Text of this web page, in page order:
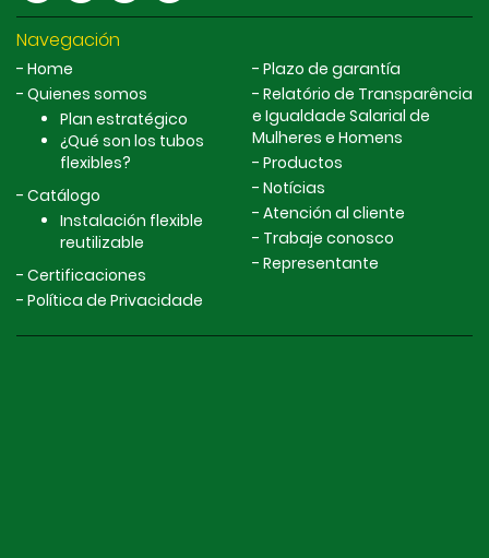
Navegación
Home
Quienes somos
Plan estratégico
¿Qué son los tubos
flexibles?
Catálogo
Instalación flexible
reutilizable
Certificaciones
Política de Privacidade
Plazo de garantía
Relatório de Transparência
e Igualdade Salarial de
Mulheres e Homens
Productos
Notícias
Atención al cliente
Trabaje conosco
Representante